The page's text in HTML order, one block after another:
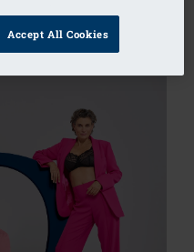
Accept All Cookies